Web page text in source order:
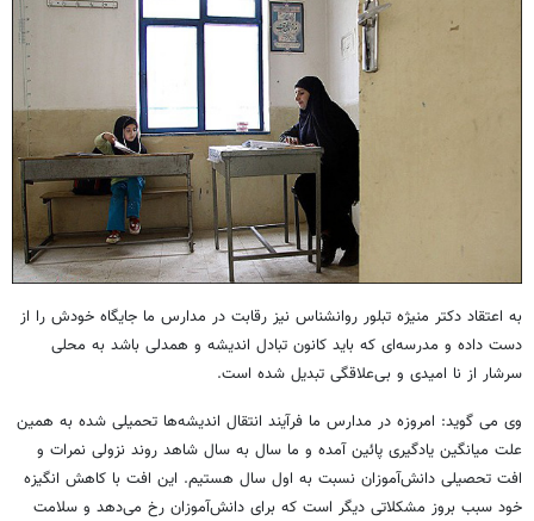
به اعتقاد دکتر منیژه تبلور روانشناس نیز رقابت در مدارس ما جایگاه خودش را از
دست داده و مدرسه‌ای که باید کانون تبادل اندیشه و همدلی باشد به محلی
سرشار از نا امیدی و بی‌علاقگی تبدیل شده است.
وی می گوید: امروزه در مدارس ما فرآیند انتقال اندیشه‌ها تحمیلی شده به همین
علت میانگین یادگیری پائین آمده و ما سال به سال شاهد روند نزولی نمرات و
افت تحصیلی دانش‌آموزان نسبت به اول سال هستیم. این افت با کاهش انگیزه
خود سبب بروز مشکلاتی دیگر است که برای دانش‌آموزان رخ می‌دهد و سلامت